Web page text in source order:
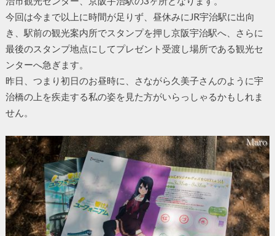
今回は今まで以上に時間が足りず、昼休みにJR宇治駅に出向
き、駅前の観光案内所でスタンプを押し京阪宇治駅へ、さらに
最後のスタンプ地点にしてプレゼント受渡し場所である観光セ
ンターへ急ぎます。
昨日、つまり初日のお昼時に、さながら久美子さんのように宇
治橋の上を疾走する私の姿を見た方がいらっしゃるかもしれま
せん。